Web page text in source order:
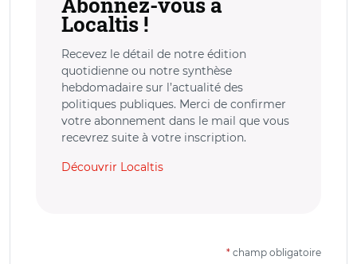
Localtis !
Recevez le détail de notre édition
quotidienne ou notre synthèse
hebdomadaire sur l’actualité des
politiques publiques. Merci de confirmer
votre abonnement dans le mail que vous
recevrez suite à votre inscription.
Découvrir Localtis
* champ obligatoire